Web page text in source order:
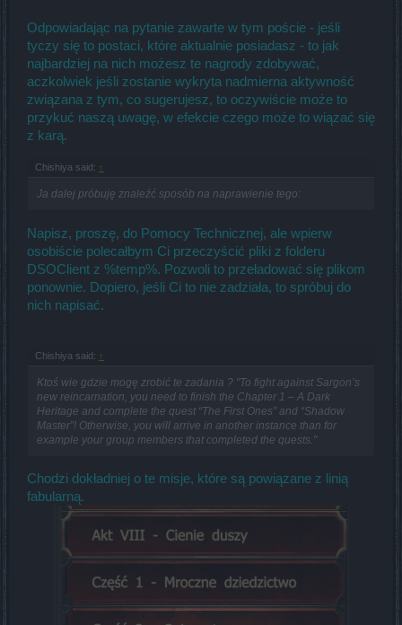
Odpowiadając na pytanie zawarte w tym poście - jeśli
tyczy się to postaci, które aktualnie posiadasz - to jak
najbardziej na nich możesz te nagrody zdobywać,
aczkolwiek jeśli zostanie wykryta nadmierna aktywność
związana z tym, co sugerujesz, to oczywiście może to
przykuć naszą uwagę, w efekcie czego może to wiązać się
z karą.
Chishiya said: ↑
Ja dalej próbuję znaleźć sposób na naprawienie tego:
Napisz, proszę, do Pomocy Technicznej, ale wpierw
osobiście polecałbym Ci przeczyścić pliki z folderu
DSOClient z %temp%. Pozwoli to przeładować się plikom
ponownie. Dopiero, jeśli Ci to nie zadziała, to spróbuj do
nich napisać.
Chishiya said: ↑
Ktoś wie gdzie mogę zrobić te zadania ? "To fight against Sargon’s
new reincarnation, you need to finish the Chapter 1 – A Dark
Heritage and complete the quest “The First Ones” and “Shadow
Master”! Otherwise, you will arrive in another instance than for
example your group members that completed the quests."
Chodzi dokładniej o te misje, które są powiązane z linią
fabularną.